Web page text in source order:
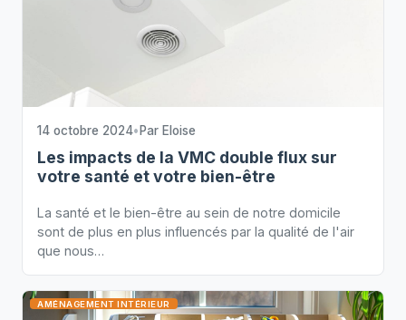
14 octobre 2024• Par Eloise
Les impacts de la VMC double flux sur
votre santé et votre bien-être
La santé et le bien-être au sein de notre domicile
sont de plus en plus influencés par la qualité de l'air
que nous…
AMÉNAGEMENT INTÉRIEUR